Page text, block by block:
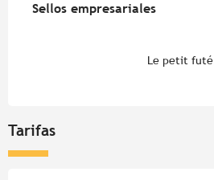
Sellos empresariales
Sellos empresariales
Le petit futé
Tarifas